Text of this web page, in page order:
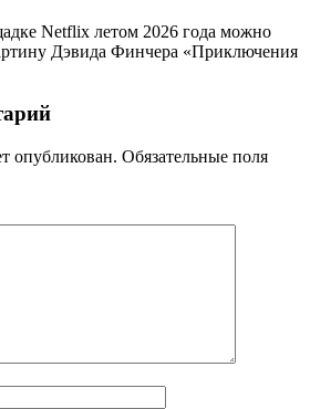
Netflix летом 2026 года можно
Дэвида Финчера «Приключения
опубликован. Обязательные поля